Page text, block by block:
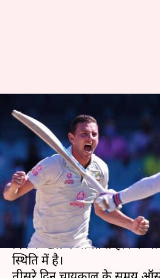
ऑस्ट्रेलिया बनाम
में मजबूत स्थिति में
रहा चौथा दिन
लेखन Neeraj Pandey Jan 10, 2021
क्या है खबर?
ऑस्ट्रेलिया और भारत के बीच चल
दिन के खेल की समाप्ति होने के
स्थिति में है।